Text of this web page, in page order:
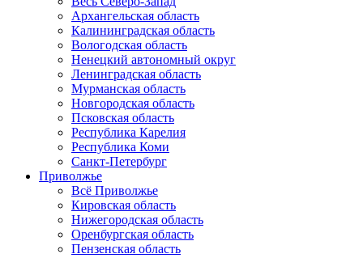
Архангельская область
Калининградская область
Вологодская область
Ненецкий автономный округ
Ленинградская область
Мурманская область
Новгородская область
Псковская область
Республика Карелия
Республика Коми
Санкт-Петербург
Приволжье
Всё Приволжье
Кировская область
Нижегородская область
Оренбургская область
Пензенская область